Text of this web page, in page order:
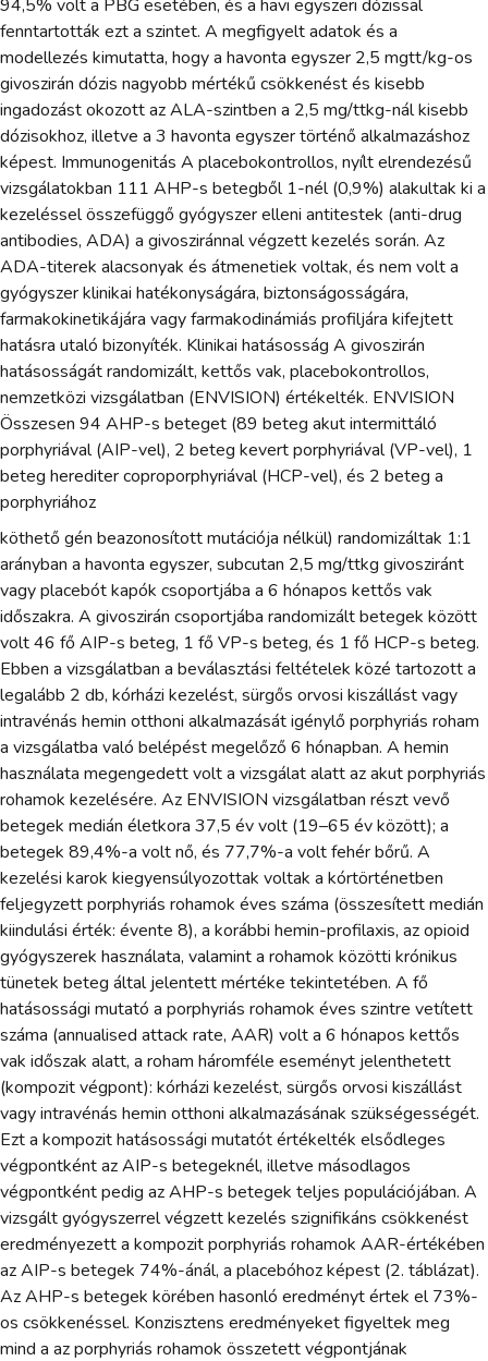
94,5% volt a PBG esetében, és a havi egyszeri dózissal
fenntartották ezt a szintet. A megfigyelt adatok és a
modellezés kimutatta, hogy a havonta egyszer 2,5 mgtt/kg-os
givoszirán dózis nagyobb mértékű csökkenést és kisebb
ingadozást okozott az ALA-szintben a 2,5 mg/ttkg-nál kisebb
dózisokhoz, illetve a 3 havonta egyszer történő alkalmazáshoz
képest. Immunogenitás A placebokontrollos, nyílt elrendezésű
vizsgálatokban 111 AHP-s betegből 1-nél (0,9%) alakultak ki a
kezeléssel összefüggő gyógyszer elleni antitestek (anti-drug
antibodies, ADA) a givosziránnal végzett kezelés során. Az
ADA-titerek alacsonyak és átmenetiek voltak, és nem volt a
gyógyszer klinikai hatékonyságára, biztonságosságára,
farmakokinetikájára vagy farmakodinámiás profiljára kifejtett
hatásra utaló bizonyíték. Klinikai hatásosság A givoszirán
hatásosságát randomizált, kettős vak, placebokontrollos,
nemzetközi vizsgálatban (ENVISION) értékelték. ENVISION
Összesen 94 AHP-s beteget (89 beteg akut intermittáló
porphyriával (AIP-vel), 2 beteg kevert porphyriával (VP-vel), 1
beteg herediter coproporphyriával (HCP-vel), és 2 beteg a
porphyriához
köthető gén beazonosított mutációja nélkül) randomizáltak 1:1
arányban a havonta egyszer, subcutan 2,5 mg/ttkg givosziránt
vagy placebót kapók csoportjába a 6 hónapos kettős vak
időszakra. A givoszirán csoportjába randomizált betegek között
volt 46 fő AIP-s beteg, 1 fő VP-s beteg, és 1 fő HCP-s beteg.
Ebben a vizsgálatban a beválasztási feltételek közé tartozott a
legalább 2 db, kórházi kezelést, sürgős orvosi kiszállást vagy
intravénás hemin otthoni alkalmazását igénylő porphyriás roham
a vizsgálatba való belépést megelőző 6 hónapban. A hemin
használata megengedett volt a vizsgálat alatt az akut porphyriás
rohamok kezelésére. Az ENVISION vizsgálatban részt vevő
betegek medián életkora 37,5 év volt (19–65 év között); a
betegek 89,4%-a volt nő, és 77,7%-a volt fehér bőrű. A
kezelési karok kiegyensúlyozottak voltak a kórtörténetben
feljegyzett porphyriás rohamok éves száma (összesített medián
kiindulási érték: évente 8), a korábbi hemin-profilaxis, az opioid
gyógyszerek használata, valamint a rohamok közötti krónikus
tünetek beteg által jelentett mértéke tekintetében. A fő
hatásossági mutató a porphyriás rohamok éves szintre vetített
száma (annualised attack rate, AAR) volt a 6 hónapos kettős
vak időszak alatt, a roham háromféle eseményt jelenthetett
(kompozit végpont): kórházi kezelést, sürgős orvosi kiszállást
vagy intravénás hemin otthoni alkalmazásának szükségességét.
Ezt a kompozit hatásossági mutatót értékelték elsődleges
végpontként az AIP-s betegeknél, illetve másodlagos
végpontként pedig az AHP-s betegek teljes populációjában. A
vizsgált gyógyszerrel végzett kezelés szignifikáns csökkenést
eredményezett a kompozit porphyriás rohamok AAR-értékében
az AIP-s betegek 74%-ánál, a placebóhoz képest (2. táblázat).
Az AHP-s betegek körében hasonló eredményt értek el 73%-
os csökkenéssel. Konzisztens eredményeket figyeltek meg
mind a az porphyriás rohamok összetett végpontjának